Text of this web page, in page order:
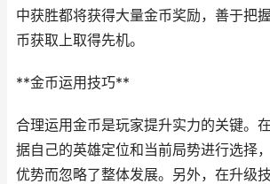
中获胜都将获得大量金币奖励，善于把
币获取上取得先机。
**金币运用技巧**
合理运用金币是玩家提升实力的关键。
据自己的英雄定位和当前局势进行选择
优势而忽略了整体发展。另外，在升级